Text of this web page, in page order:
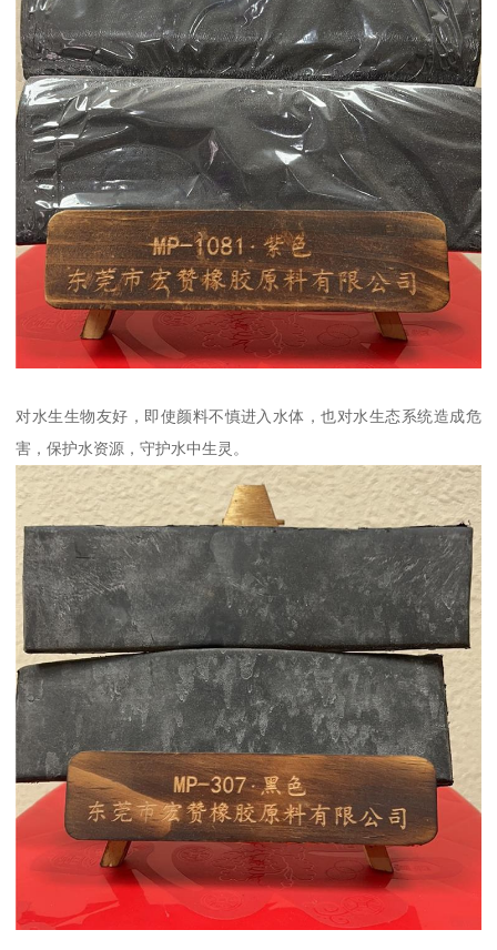
对水生生物友好，即使颜料不慎进入水体，也对水生态系统造成危
害，保护水资源，守护水中生灵。